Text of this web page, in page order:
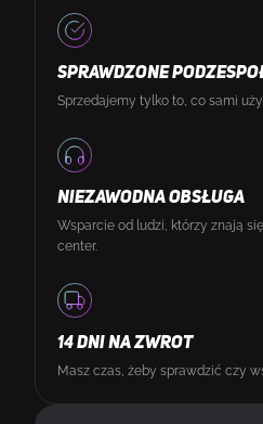
SPRAWDZONE
Sprzedajemy tylko to, co sami
NIEZAWODNA OBSŁUGA
Wsparcie od ludzi, którzy znają
center.
14 DNI NA ZWROT
Masz czas, żeby sprawdzić czy